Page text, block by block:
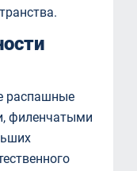
распашные
филенчатыми